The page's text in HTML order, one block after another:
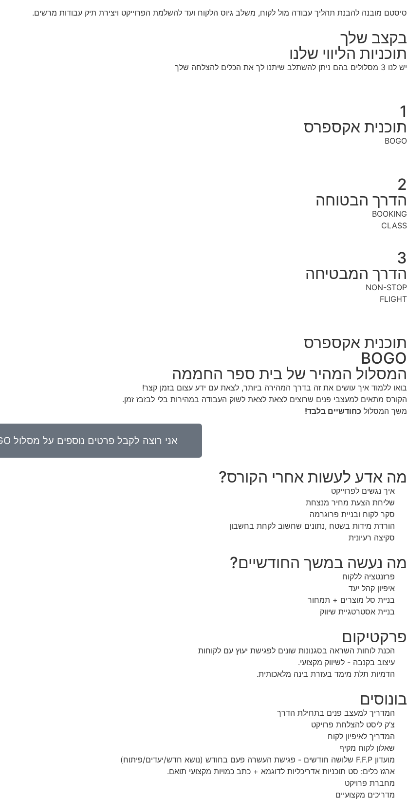
סיסטם מובנה להבנת תהליך עבודה מול לקוח, משלב גיוס הלקוח ועד להשלמת הפרוייקט ויצירת תיק עבודות מרשים.
בקצב שלך
תוכניות הליווי שלנו
יש לנו 3 מסלולים בהם ניתן להשתלב שיתנו לך את הכלים להצלחה שלך
1
תוכנית אקספרס
BOGO
2
הדרך הבטוחה
BOOKING
CLASS
3
הדרך המבטיחה
NON-STOP
FLIGHT
תוכנית אקספרס
BOGO
המסלול המהיר של בית ספר החממה
בואו ללמוד איך עושים את זה בדרך המהירה ביותר, לצאת עם ידע עצום בזמן קצר!
הקורס מתאים למעצבי פנים שרוצים לצאת לצאת לשוק העבודה במהירות בלי לבזבז זמן.
משך המסלול כחודשיים בלבד!
אני רוצה לקבל פרטים נוספים על מסלול BOGO
מה אדע לעשות אחרי הקורס?
איך נגשים לפרוייקט
שליחת הצעת מחיר מנצחת
סקר לקוח ובניית פרוגרמה
הורדת מידות בשטח ,נתונים שחשוב לקחת בחשבון
סקיצה רעיונית
מה נעשה במשך החודשיים?
פרזנטציה ללקוח
איפיון קהל יעד
בניית סל מוצרים + תמחור
בניית אסטרטגיית שיווק
פרקטיקום
הכנת לוחות השראה בסגנונות שונים לפגישת יעוץ עם לקוחות
עיצוב בקנבה - לשיווק מקצועי.
הדמיות תלת מימד בעזרת בינה מלאכותית.
בונוסים
המדריך למעצב פנים בתחילת הדרך
צ’ק ליסט להצלחת פרויקט
המדריך לאיפיון לקוח
שאלון לקוח מקיף
מועדון F.F.P שלושה חודשים - פגישת העשרה פעם בחודש (נושא חדש/יעדים/פיתוח)
ארגז כלים: סט תוכניות אדריכליות לדוגמא + כתב כמויות מקצועי תואם.
מחברת פרויקט
מדריכים מקצועיים